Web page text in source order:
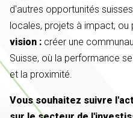
d'autres opportunités
locales, projets à impact, ou
vision : créer une
Suisse, où la performance
et la proximité.
Vous souhaitez suivre